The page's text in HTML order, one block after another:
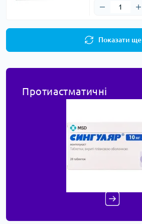
Показати ще
Протиастматичні